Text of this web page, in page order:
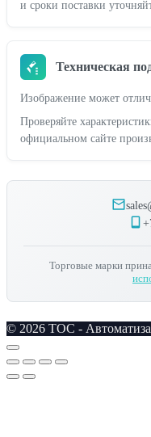
и сроки поставки
Техническая
Изображение может
Проверяйте
официальном сайте
Торговые марки
© 2026 TOC -